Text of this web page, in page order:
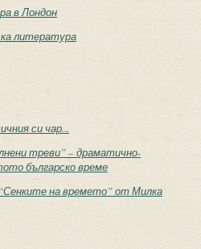
в Лондон
литература
си чар...
треви” – драматично-
българско време
на времето” от Милка